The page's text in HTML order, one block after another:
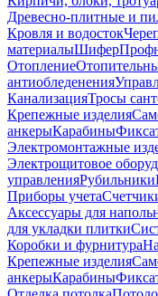
Древесно-плитные и
Кровля и водосток
материалыШифер
Отопление
антиобледенения
КанализацияТросы
Крепежные изделия
анкерыКарабины
Электромонтажные
Электрощитовое
управленияРубильники
Приборы учета
Аксессуары для
для укладки плитки
Коробки и фурнитура
Крепежные изделия
анкерыКарабины